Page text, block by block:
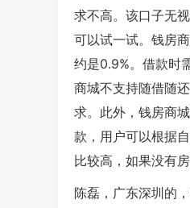
求不高。该口子无
可以试一试。钱房
约是0.9%。借款时
商城不支持随借随
求。此外，钱房商
款，用户可以根据
比较高，如果没有
陈磊，广东深圳的